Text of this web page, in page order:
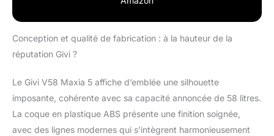
Conception et qualité de fabrication : à la hauteur de la
réputation Givi ?
Le Givi V58 Maxia 5 affiche d’emblée une silhouette
imposante, cohérente avec sa capacité annoncée de 58 litres.
La coque en plastique ABS présente une finition soignée,
avec des lignes modernes qui s’intègrent harmonieusement